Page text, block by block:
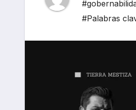
#Palabras